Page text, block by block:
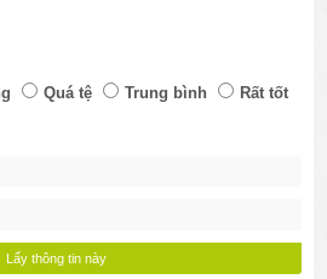
Quá tệ Trung bình
Rất tốt